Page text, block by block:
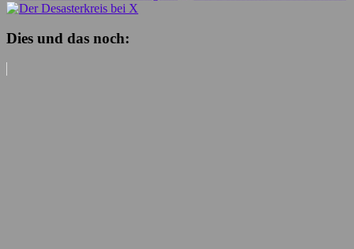
Dies und das noch: